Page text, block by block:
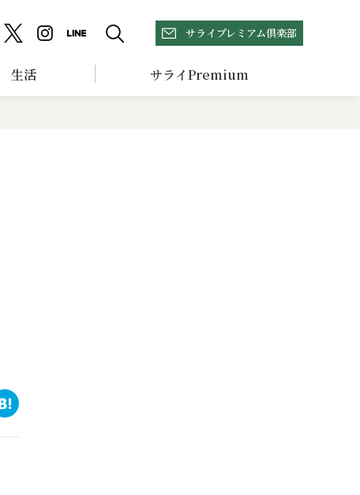
サライプレミアム倶楽部
生活 サライPremium